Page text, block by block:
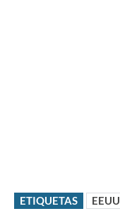
ETIQUETAS EEUU